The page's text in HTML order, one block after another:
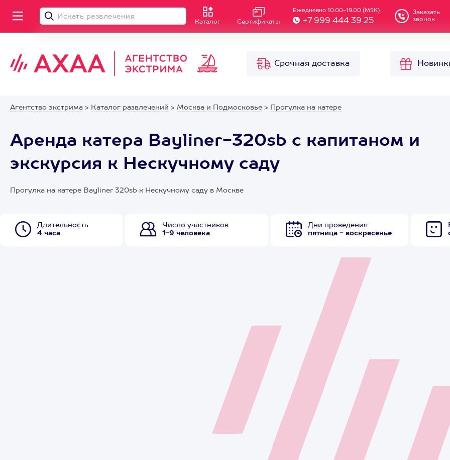
Каталог Сертификаты
Ежедневно 10.00-19.00 (MSK)
+7 999 444 39 25
Заказать
звонок
Срочная доставка
Агентство экстрима > Каталог развлечений > Москва и Подмосковье > Прогулка на катере
Аренда катера Bayliner-320sb с капитаном и
экскурсия к Нескучному саду
Прогулка на катере Bayliner 320sb к Нескучному саду в Москве
Длительность
4 часа
Число участников
1-9 человека
Дни проведения
пятница - воскресенье